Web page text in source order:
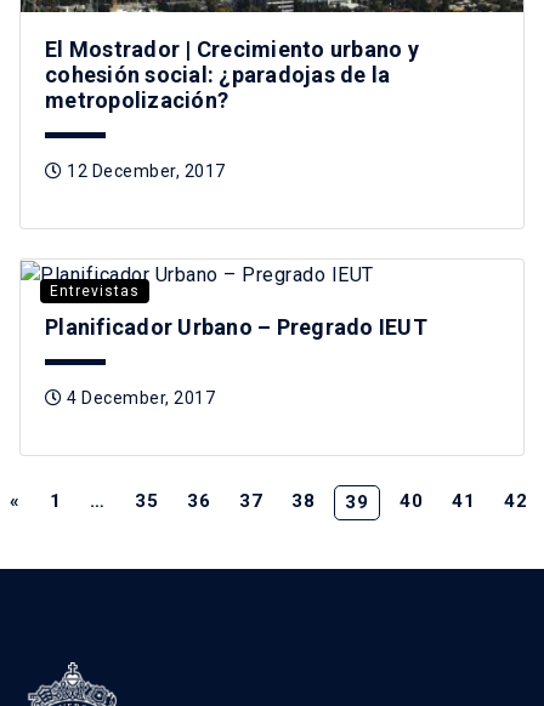
El Mostrador | Crecimiento urbano y
cohesión social: ¿paradojas de la
metropolización?
12 December, 2017
Entrevistas
Planificador Urbano – Pregrado IEUT
4 December, 2017
« 1 … 35 36 37 38 39 40 41 42